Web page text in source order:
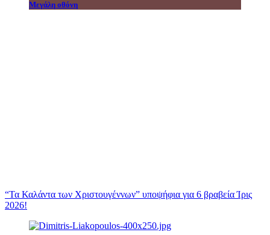
Μεγάλη οθόνη
“Τα Καλάντα των Χριστουγέννων” υποψήφια για 6 βραβεία Ίρις
2026!